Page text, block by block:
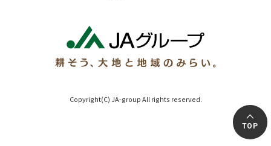
Copyright(C) JA-group All rights reserved.
TOP